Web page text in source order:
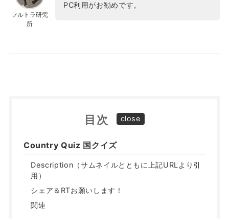
フルトラ研究
所
PC利用がお勧めです。
目次
Country Quiz 国クイズ
Description（サムネイルとともに上記URLより引
用）
シェア＆RTお願いします！
関連